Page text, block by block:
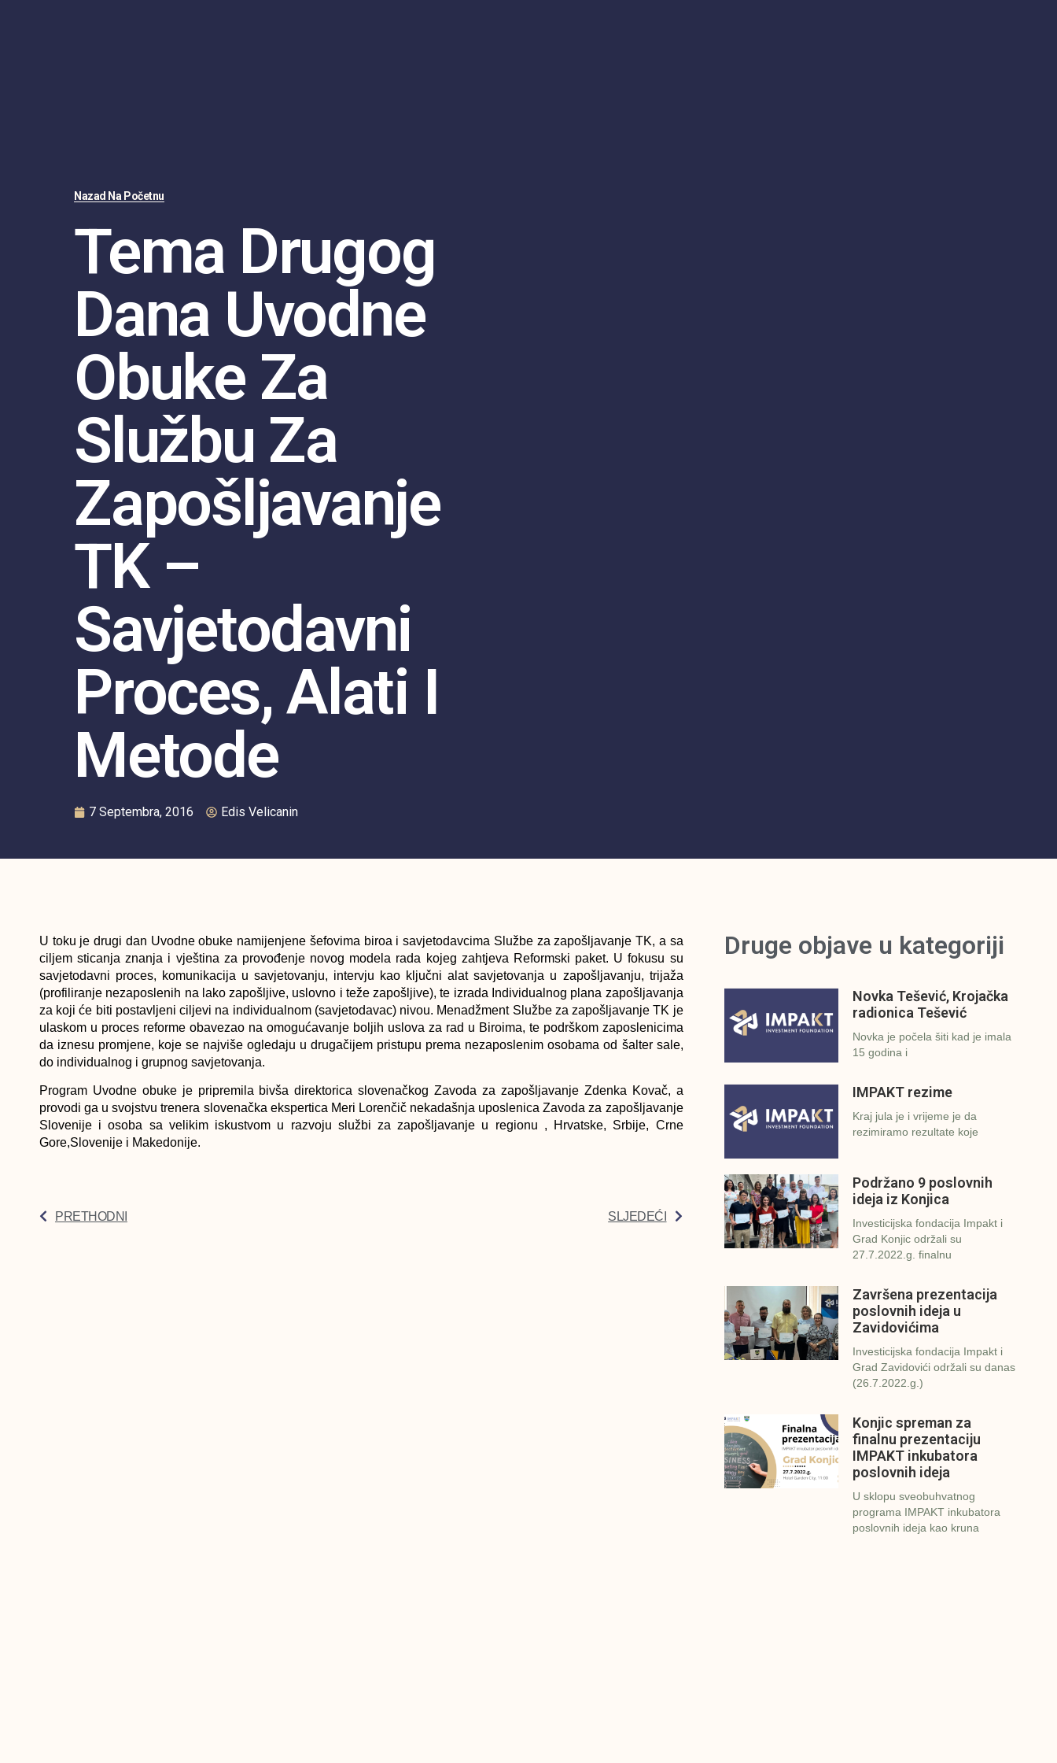
Nazad Na Početnu
Tema Drugog
Dana Uvodne
Obuke Za
Službu Za
Zapošljavanje
TK –
Savjetodavni
Proces, Alati I
Metode
7 Septembra, 2016 Edis Velicanin
U toku je drugi dan Uvodne obuke namijenjene šefovima biroa i savjetodavcima Službe za zapošljavanje TK, a sa
ciljem sticanja znanja i vještina za provođenje novog modela rada kojeg zahtjeva Reformski paket. U fokusu su
savjetodavni proces, komunikacija u savjetovanju, intervju kao ključni alat savjetovanja u zapošljavanju, trijaža
(profiliranje nezaposlenih na lako zapošljive, uslovno i teže zapošljive), te izrada Individualnog plana zapošljavanja
za koji će biti postavljeni ciljevi na individualnom (savjetodavac) nivou. Menadžment Službe za zapošljavanje TK je
ulaskom u proces reforme obavezao na omogućavanje boljih uslova za rad u Biroima, te podrškom zaposlenicima
da iznesu promjene, koje se najviše ogledaju u drugačijem pristupu prema nezaposlenim osobama od šalter sale,
do individualnog i grupnog savjetovanja.
Program Uvodne obuke je pripremila bivša direktorica slovenačkog Zavoda za zapošljavanje Zdenka Kovač, a
provodi ga u svojstvu trenera slovenačka ekspertica Meri Lorenčič nekadašnja uposlenica Zavoda za zapošljavanje
Slovenije i osoba sa velikim iskustvom u razvoju službi za zapošljavanje u regionu , Hrvatske, Srbije, Crne
Gore,Slovenije i Makedonije.
PRETHODNI SLJEDEĆI
Druge objave u kategoriji
Novka Tešević, Krojačka
radionica Tešević
Novka je počela šiti kad je imala
15 godina i
IMPAKT rezime
Kraj jula je i vrijeme je da
rezimiramo rezultate koje
Podržano 9 poslovnih
ideja iz Konjica
Investicijska fondacija Impakt i
Grad Konjic održali su
27.7.2022.g. finalnu
Završena prezentacija
poslovnih ideja u
Zavidovićima
Investicijska fondacija Impakt i
Grad Zavidovići održali su danas
(26.7.2022.g.)
Konjic spreman za
finalnu prezentaciju
IMPAKT inkubatora
poslovnih ideja
U sklopu sveobuhvatnog
programa IMPAKT inkubatora
poslovnih ideja kao kruna